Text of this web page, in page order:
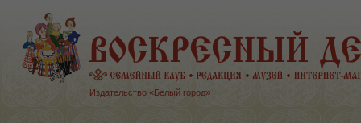
Издательство «Белый город»